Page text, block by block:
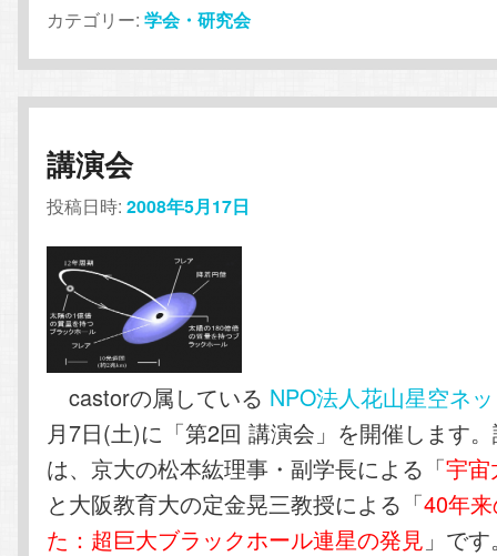
カテゴリー: 学会・研究会
講演会
投稿日時:2008年5月17日
castorの属している NPO法人花山星空ネ
月7日(土)に「第2回 講演会」を開催します
は、京大の松本紘理事・副学長による「宇宙
と大阪教育大の定金晃三教授による「40年
た：超巨大ブラックホール連星の発見 」で